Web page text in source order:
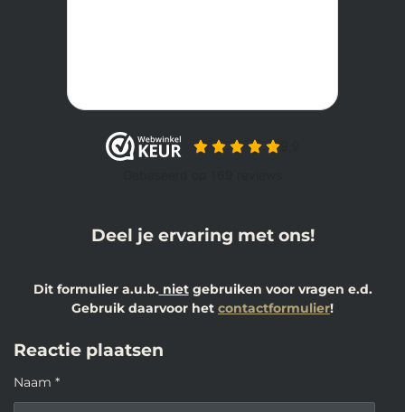
Deel je ervaring met ons!
Dit formulier a.u.b.nietgebruiken voor vragen e.d.
Gebruik daarvoor het contactformulier!
Reactie plaatsen
Naam *